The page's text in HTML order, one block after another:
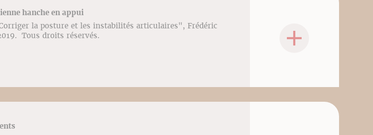
hanche en appui
la posture et les instabilités articulaires", Frédéric
Tous droits réservés.